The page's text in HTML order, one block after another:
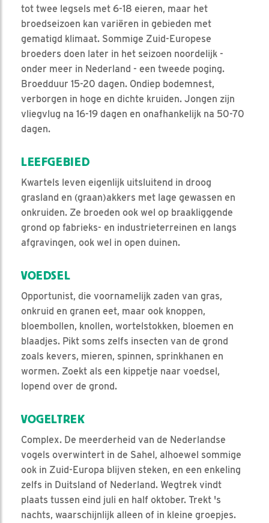
tot twee legsels met 6-18 eieren, maar het
broedseizoen kan variëren in gebieden met
gematigd klimaat. Sommige Zuid-Europese
broeders doen later in het seizoen noordelijk -
onder meer in Nederland - een tweede poging.
Broedduur 15-20 dagen. Ondiep bodemnest,
verborgen in hoge en dichte kruiden. Jongen zijn
vliegvlug na 16-19 dagen en onafhankelijk na 50-70
dagen.
LEEFGEBIED
Kwartels leven eigenlijk uitsluitend in droog
grasland en (graan)akkers met lage gewassen en
onkruiden. Ze broeden ook wel op braakliggende
grond op fabrieks- en industrieterreinen en langs
afgravingen, ook wel in open duinen.
VOEDSEL
Opportunist, die voornamelijk zaden van gras,
onkruid en granen eet, maar ook knoppen,
bloembollen, knollen, wortelstokken, bloemen en
blaadjes. Pikt soms zelfs insecten van de grond
zoals kevers, mieren, spinnen, sprinkhanen en
wormen. Zoekt als een kippetje naar voedsel,
lopend over de grond.
VOGELTREK
Complex. De meerderheid van de Nederlandse
vogels overwintert in de Sahel, alhoewel sommige
ook in Zuid-Europa blijven steken, en een enkeling
zelfs in Duitsland of Nederland. Wegtrek vindt
plaats tussen eind juli en half oktober. Trekt 's
nachts, waarschijnlijk alleen of in kleine groepjes.